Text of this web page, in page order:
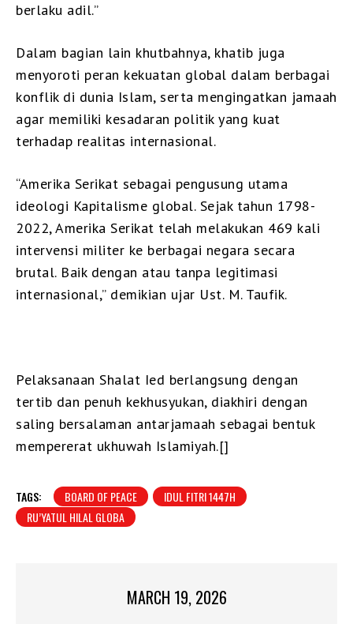
berlaku adil.”
Dalam bagian lain khutbahnya, khatib juga
menyoroti peran kekuatan global dalam berbagai
konflik di dunia Islam, serta mengingatkan jamaah
agar memiliki kesadaran politik yang kuat
terhadap realitas internasional.
“Amerika Serikat sebagai pengusung utama
ideologi Kapitalisme global. Sejak tahun 1798-
2022, Amerika Serikat telah melakukan 469 kali
intervensi militer ke berbagai negara secara
brutal. Baik dengan atau tanpa legitimasi
internasional,” demikian ujar Ust. M. Taufik.
Pelaksanaan Shalat Ied berlangsung dengan
tertib dan penuh kekhusyukan, diakhiri dengan
saling bersalaman antarjamaah sebagai bentuk
mempererat ukhuwah Islamiyah.[]
TAGS: BOARD OF PEACE
IDUL FITRI 1447H
RU’YATUL HILAL GLOBA
MARCH 19, 2026